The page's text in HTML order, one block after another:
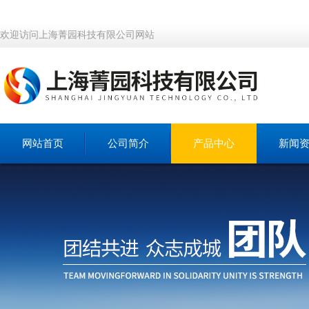
欢迎访问上海菁园科技有限公司网站
网站首页 公司简介 产品中心 新闻